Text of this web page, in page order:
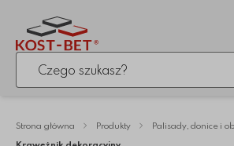
Po kliknięciu przycisku fraza
Strona główna Produkty
Palisady, donice i